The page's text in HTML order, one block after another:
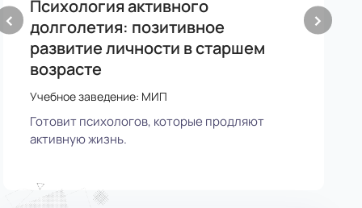
‹
Психология активного
долголетия: позитивное
развитие личности в старшем
возрасте
Учебное заведение: МИП
Готовит психологов, которые продляют
активную жизнь.
›